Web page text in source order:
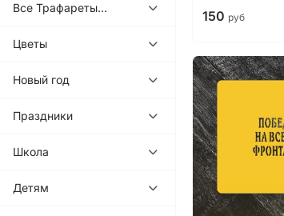
Все Трафареты...
Цветы
Новый год
Праздники
Школа
Детям
150 руб